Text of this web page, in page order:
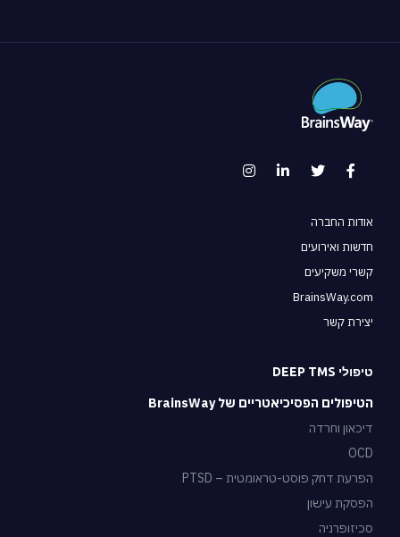
אודות החברה
חדשות ואירועים
קשרי משקיעים
BrainsWay.com
יצירת קשר
טיפולי DEEP TMS
הטיפולים הפסיכיאטריים של BrainsWay
דיכאון וחרדה
OCD
הפרעת דחק פוסט-טראומטית – PTSD
הפסקת עישון
סכיזופרניה